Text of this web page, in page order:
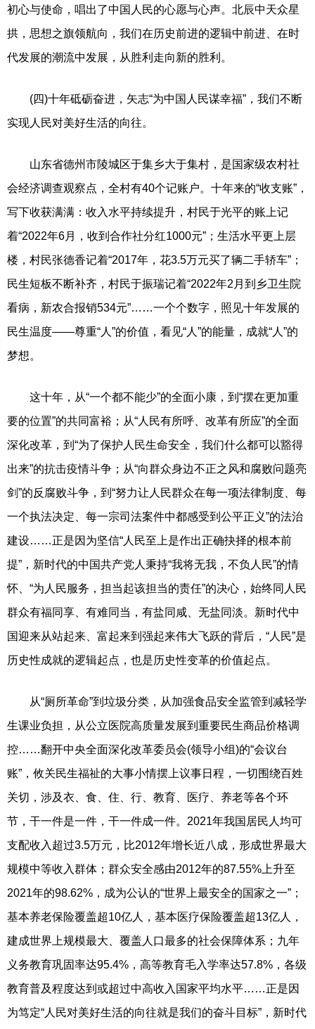
初心与使命，唱出了中国人民的心愿与心声。北辰中天众星
拱，思想之旗领航向，我们在历史前进的逻辑中前进、在时
代发展的潮流中发展，从胜利走向新的胜利。
(四)十年砥砺奋进，矢志“为中国人民谋幸福”，我们不断
实现人民对美好生活的向往。
山东省德州市陵城区于集乡大于集村，是国家级农村社
会经济调查观察点，全村有40个记账户。十年来的“收支账”，
写下收获满满：收入水平持续提升，村民于光平的账上记
着“2022年6月，收到合作社分红1000元”；生活水平更上层
楼，村民张德香记着“2017年，花3.5万元买了辆二手轿车”；
民生短板不断补齐，村民于振瑞记着“2022年2月到乡卫生院
看病，新农合报销534元”……一个个数字，照见十年发展的
民生温度——尊重“人”的价值，看见“人”的能量，成就“人”的
梦想。
这十年，从“一个都不能少”的全面小康，到“摆在更加重
要的位置”的共同富裕；从“人民有所呼、改革有所应”的全面
深化改革，到“为了保护人民生命安全，我们什么都可以豁得
出来”的抗击疫情斗争；从“向群众身边不正之风和腐败问题亮
剑”的反腐败斗争，到“努力让人民群众在每一项法律制度、每
一个执法决定、每一宗司法案件中都感受到公平正义”的法治
建设……正是因为坚信“人民至上是作出正确抉择的根本前
提”，新时代的中国共产党人秉持“我将无我，不负人民”的情
怀、“为人民服务，担当起该担当的责任”的决心，始终同人民
群众有福同享、有难同当，有盐同咸、无盐同淡。新时代中
国迎来从站起来、富起来到强起来伟大飞跃的背后，“人民”是
历史性成就的逻辑起点，也是历史性变革的价值起点。
从“厕所革命”到垃圾分类，从加强食品安全监管到减轻学
生课业负担，从公立医院高质量发展到重要民生商品价格调
控……翻开中央全面深化改革委员会(领导小组)的“会议台
账”，攸关民生福祉的大事小情摆上议事日程，一切围绕百姓
关切，涉及衣、食、住、行、教育、医疗、养老等各个环
节，干一件是一件，干一件成一件。2021年我国居民人均可
支配收入超过3.5万元，比2012年增长近八成，形成世界最大
规模中等收入群体；群众安全感由2012年的87.55%上升至
2021年的98.62%，成为公认的“世界上最安全的国家之一”；
基本养老保险覆盖超10亿人，基本医疗保险覆盖超13亿人，
建成世界上规模最大、覆盖人口最多的社会保障体系；九年
义务教育巩固率达95.4%，高等教育毛入学率达57.8%，各级
教育普及程度达到或超过中高收入国家平均水平……正是因
为笃定“人民对美好生活的向往就是我们的奋斗目标”，新时代